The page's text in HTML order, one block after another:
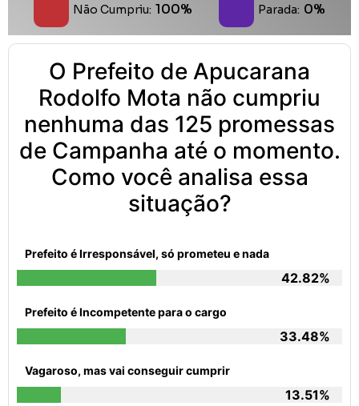
Não Cumpriu: 100% Parada: 0%
O Prefeito de Apucarana
Rodolfo Mota não cumpriu
nenhuma das 125 promessas
de Campanha até o momento.
Como você analisa essa
situação?
Prefeito é Irresponsável, só prometeu e nada
42.82%
Prefeito é Incompetente para o cargo
33.48%
Vagaroso, mas vai conseguir cumprir
13.51%